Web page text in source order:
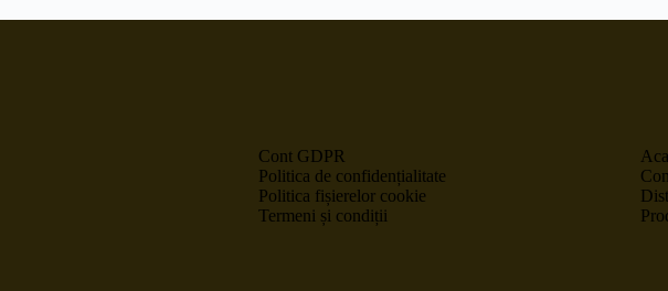
Cont GDPR
Politica de confidențialitate
Politica fișierelor cookie
Termeni și condiții